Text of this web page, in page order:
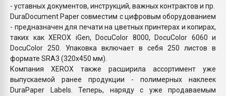
- уставных документов, инструкций, важных контрактов и пр.
DuraDocument Paper совместим с цифровым оборудованием
- предназначен для печати на цветных принтерах и копирах,
таких как XEROX iGen, DocuColor 8000, DocuColor 6060 и
DocuColor 250. Упаковка включает в себя 250 листов в
формате SRA3 (320х450 мм).
Компания XEROX также расширила ассортимент уже
выпускаемой ранее продукции - полимерных наклеек
DuraPaper Labels. Теперь, наряду с уже продаваемым